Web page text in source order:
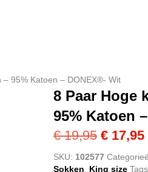
95% Katoen – DONEX®- Wit
8 Paar Hoge
95% Katoen
€19,95
prijs
€17,95
SKU: 102577
Sokken
King size